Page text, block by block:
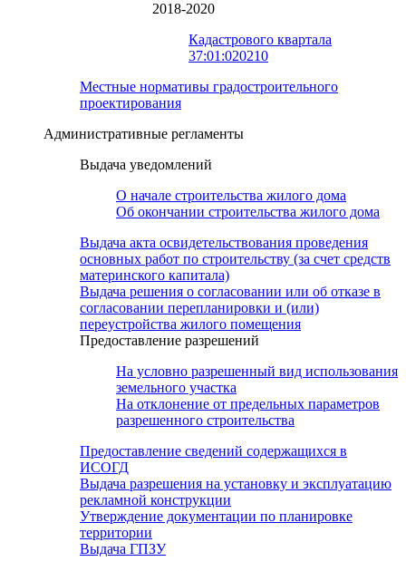
2018-2020
Кадастрового квартала
37:01:020210
Местные нормативы градостроительного
проектирования
Административные регламенты
Выдача уведомлений
О начале строительства жилого дома
Об окончании строительства жилого дома
Выдача акта освидетельствования проведения
основных работ по строительству (за счет средств
материнского капитала)
Выдача решения о согласовании или об отказе в
согласовании перепланировки и (или)
переустройства жилого помещения
Предоставление разрешений
На условно разрешенный вид использования
земельного участка
На отклонение от предельных параметров
разрешенного строительства
Предоставление сведений содержащихся в
ИСОГД
Выдача разрешения на установку и эксплуатацию
рекламной конструкции
Утверждение документации по планировке
территории
Выдача ГПЗУ